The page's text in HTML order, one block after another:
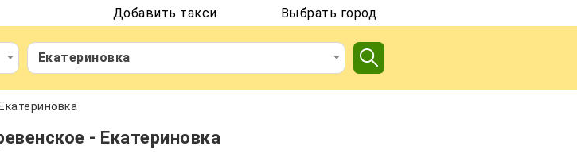
Добавить такси Выбрать город
Екатериновка
- Екатериновка